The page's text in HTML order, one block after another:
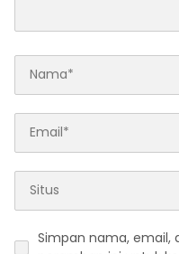
Simpan nama, email,